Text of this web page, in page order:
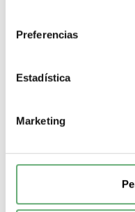
Preferencias
Estadística
Marketing
Bobina de disparo MN -
Schneider Electric
LV429410 | 24 V Corriente continua (CC, DC) Bobina de
circuito de control
-